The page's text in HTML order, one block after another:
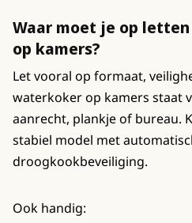
Waar moet je op
op kamers?
Let vooral op formaat,
waterkoker op kamers staat
aanrecht, plankje of bureau.
stabiel model met
droogkookbeveiliging.
Ook handig: